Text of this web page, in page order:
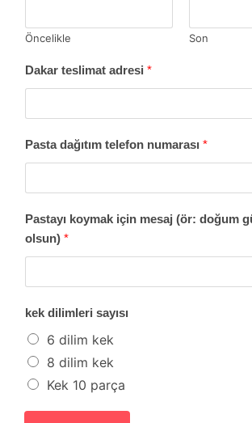
Öncelikle Son
Dakar teslimat adresi *
Pasta dağıtım telefon numarası *
Pastayı koymak için mesaj (ör: doğum
olsun) *
kek dilimleri sayısı
6 dilim kek
8 dilim kek
Kek 10 parça